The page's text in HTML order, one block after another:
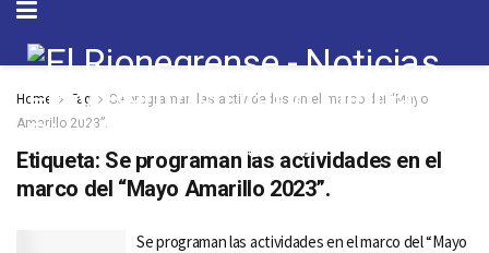
Home Tag
Se programan las actividades en el marco del “Mayo
Amarillo 2023”.
Etiqueta: Se programan las actividades en el
marco del “Mayo Amarillo 2023”.
Se programan las actividades en el marco del “Mayo